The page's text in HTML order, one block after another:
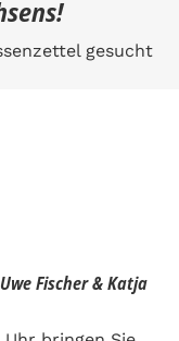
gesucht
Fischer & Katja